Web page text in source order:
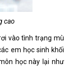
cao
vào tình trạng mù
em học sinh khối
học này lại như